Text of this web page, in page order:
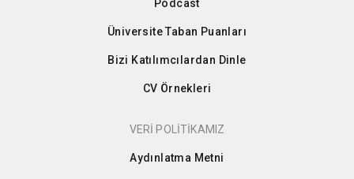
Podcast
Üniversite Taban Puanları
Bizi Katılımcılardan Dinle
CV Örnekleri
VERİ POLİTİKAMIZ
Aydınlatma Metni